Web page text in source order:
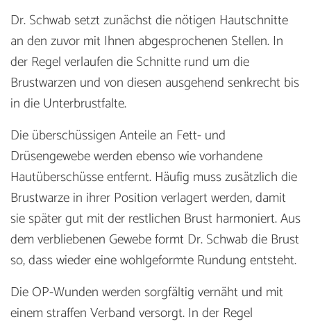
Dr. Schwab setzt zunächst die nötigen Hautschnitte
an den zuvor mit Ihnen abgesprochenen Stellen. In
der Regel verlaufen die Schnitte rund um die
Brustwarzen und von diesen ausgehend senkrecht bis
in die Unterbrustfalte.
Die überschüssigen Anteile an Fett- und
Drüsengewebe werden ebenso wie vorhandene
Hautüberschüsse entfernt. Häufig muss zusätzlich die
Brustwarze in ihrer Position verlagert werden, damit
sie später gut mit der restlichen Brust harmoniert. Aus
dem verbliebenen Gewebe formt Dr. Schwab die Brust
so, dass wieder eine wohlgeformte Rundung entsteht.
Die OP-Wunden werden sorgfältig vernäht und mit
einem straffen Verband versorgt. In der Regel